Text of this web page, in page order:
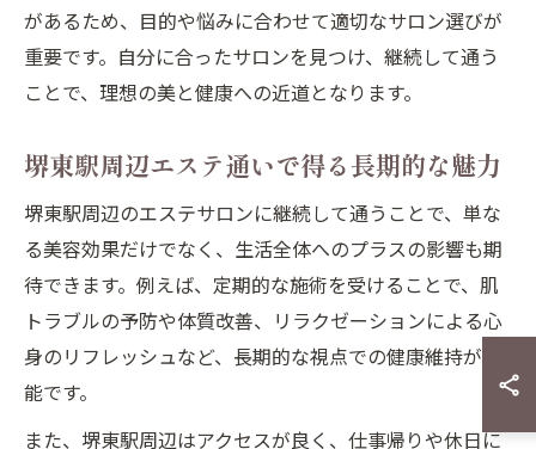
があるため、目的や悩みに合わせて適切なサロン選びが
重要です。自分に合ったサロンを見つけ、継続して通う
ことで、理想の美と健康への近道となります。
堺東駅周辺エステ通いで得る長期的な魅力
堺東駅周辺のエステサロンに継続して通うことで、単な
る美容効果だけでなく、生活全体へのプラスの影響も期
待できます。例えば、定期的な施術を受けることで、肌
トラブルの予防や体質改善、リラクゼーションによる心
身のリフレッシュなど、長期的な視点での健康維持が可
能です。
また、堺東駅周辺はアクセスが良く、仕事帰りや休日に